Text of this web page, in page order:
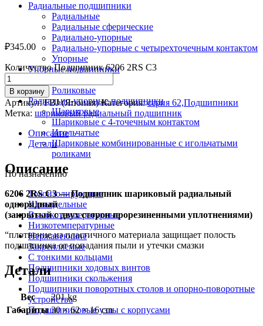
Радиальные подшипники
Радиальные
Радиальные сферические
Радиально-упорные
Радиально-упорные с четырехточечным контактом
Упорные
Упорные подшипники
Роликовые
Радиально-упорные подшипники
Шариковые
Шариковые с 4-точечным контактом
Игольчатые
Шариковые комбинированные с игольчатыми
роликами
По назначению
Токоизолирующие
Шпиндельные
Высокотемпературные
Низкотемпературные
Нержавеющие
Закрепляемые
С тонкими кольцами
Подшипники ходовых винтов
Подшипники скольжения
Подшипники поворотных столов и опорно-поворотные
устройства
Подшипниковые узлы с корпусами
₽345.00
Количество Подшипник 6206 2RS C3
В корзину
Артикул:FBJ (Япония) Категория:серия 62,Подшипники
Метка: шариковый радиальный подшипник
Описание
Детали
Описание
6206 2RS C3 — Подшипник шариковый радиальный
однорядный
(закрытый с двух сторон прорезиненными уплотнениями)
“плотнение из пластичного материала защищает полость
подшипника от попадания пыли и утечки смазки
Детали
Вес
201 kg
Габариты 30 × 62 × 16 cm